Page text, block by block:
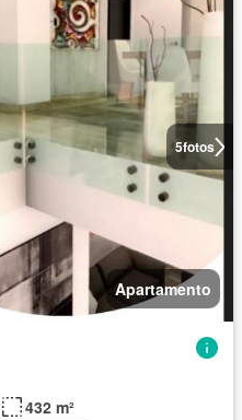
5fotos
Apartamento
432 m²